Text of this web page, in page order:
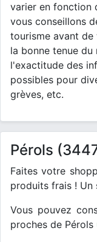
varier en fonction
vous conseillons
tourisme avant
la bonne tenue
l'exactitude des
possibles pour
grèves, etc.
Pérols
Faites votre
produits frais ! Un
Vous pouvez
proches de Pérols